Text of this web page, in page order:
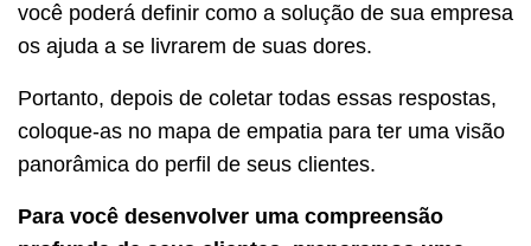
você poderá definir como a solução de sua empresa
os ajuda a se livrarem de suas dores.
Portanto, depois de coletar todas essas respostas,
coloque-as no mapa de empatia para ter uma visão
panorâmica do perfil de seus clientes.
Para você desenvolver uma compreensão